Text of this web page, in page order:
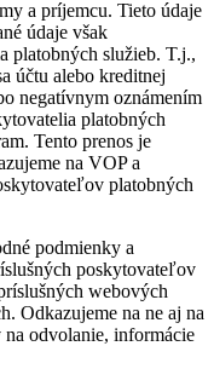
a príjemcu. Tieto údaje
údaje však
platobných služieb. T.j.,
účtu alebo kreditnej
negatívnym oznámením
platobných
Tento prenos je
na VOP a
platobných
podmienky a
poskytovateľov
webových
Odkazujeme na ne aj na
odvolanie, informácie